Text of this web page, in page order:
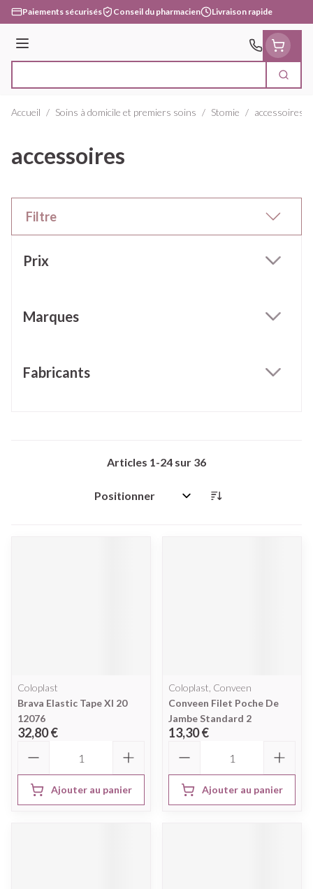
Aller au contenu
Paiements sécurisés Conseil du pharmacien Livraison rapide
Menu
Accueil / Soins à domicile et premiers soins / Stomie / accessoires
accessoires
Filtre
Prix
Marques
Fabricants
Articles 1-24 sur 36
Trier par:
Coloplast
Brava Elastic Tape Xl 20
12076
32,80 €
Ajouter au panier
Coloplast, Conveen
Conveen Filet Poche De
Jambe Standard 2
13,30 €
Ajouter au panier